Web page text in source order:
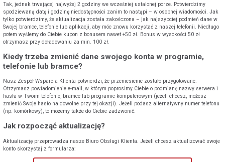
Tak, jednak trwającej najwyżej 2 godziny we wcześniej ustalonej porze. Potwierdzimy
spodziewaną datę i godzinę niedostępności zanim to nastąpi – w osobnej wiadomości. Jak
tylko potwierdzimy, że aktualizacja została zakończona – jak najszybciej podmień dane w
Swojej bramce, telefonie lub aplikacji, aby móc znowu korzystać z naszej telefonii. Niedługo
potem wyślemy do Ciebie kupon z bonusem nawet +50 zł. Bonus w wysokości 50 zł
otrzymasz przy doładowaniu za min. 100 zł.
Kiedy trzeba zmienić dane swojego konta w programie,
telefonie lub bramce?
Nasz Zespół Wsparcia Klienta potwierdzi, że przeniesienie zostało przygotowane.
Otrzymasz powiadomienie e-mail, w którym poprosimy Ciebie o podmianę nazwy serwera i
hasła w Twoim telefonie, bramce lub programie komputerowym (jeżeli chcesz, możesz
zmienić Swoje hasło na dowolne przy tej okazji). Jeżeli podasz alternatywny numer telefonu
(np. komórkowy), to możemy także do Ciebie zadzwonić.
Jak rozpocząć aktualizację?
Aktualizację przeprowadza nasze Biuro Obsługi Klienta. Jeżeli chcesz aktualizować swoje
konto skorzystaj z formularza: